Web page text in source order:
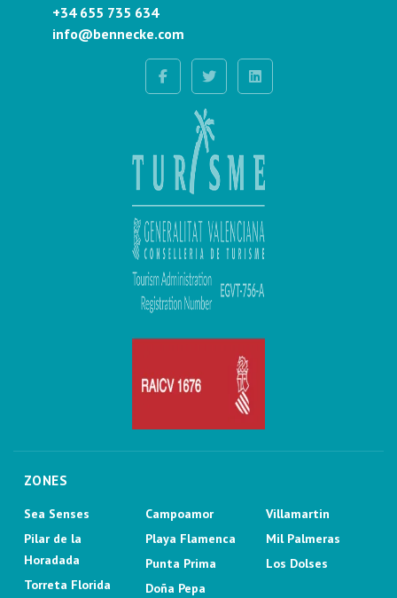
+34 655 735 634
info@bennecke.com
ZONES
Sea Senses
Pilar de la
Horadada
Torreta Florida
Campoamor
Playa Flamenca
Punta Prima
Doña Pepa
Villamartin
Mil Palmeras
Los Dolses